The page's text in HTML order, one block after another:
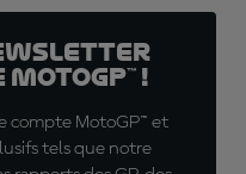
!
compte MotoGP™ et
tels que notre